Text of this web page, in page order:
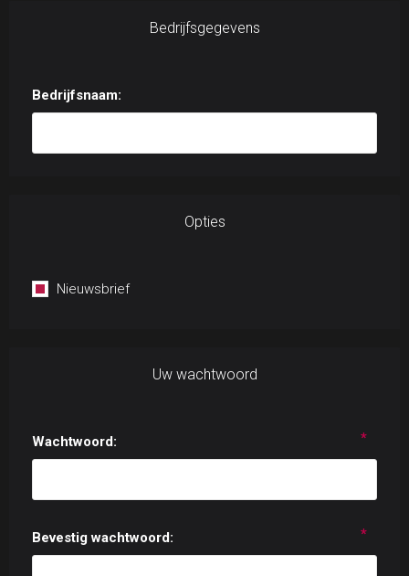
Bedrijfsgegevens
Bedrijfsnaam:
Opties
Nieuwsbrief
Uw wachtwoord
Wachtwoord: *
Bevestig wachtwoord: *